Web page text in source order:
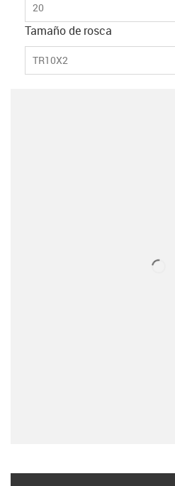
20
Tamaño de rosca
TR10X2